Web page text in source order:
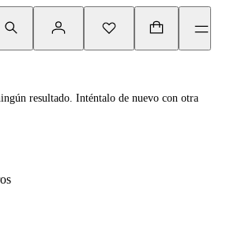
resultado. Inténtalo de nuevo con otra